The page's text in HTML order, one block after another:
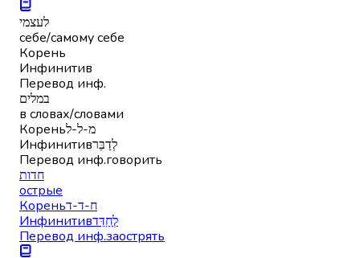
לעצמי
себе/самому себе
Корень
Инфинитив
Перевод инф.
במלים
в словах/словами
Кореньמ-ל-ל
Инфинитивלְדַבֵּר
Перевод инф.говорить
חדות
острые
Кореньח-ד-ד
Инфинитивלְחַדֵּד
Перевод инф.заострять